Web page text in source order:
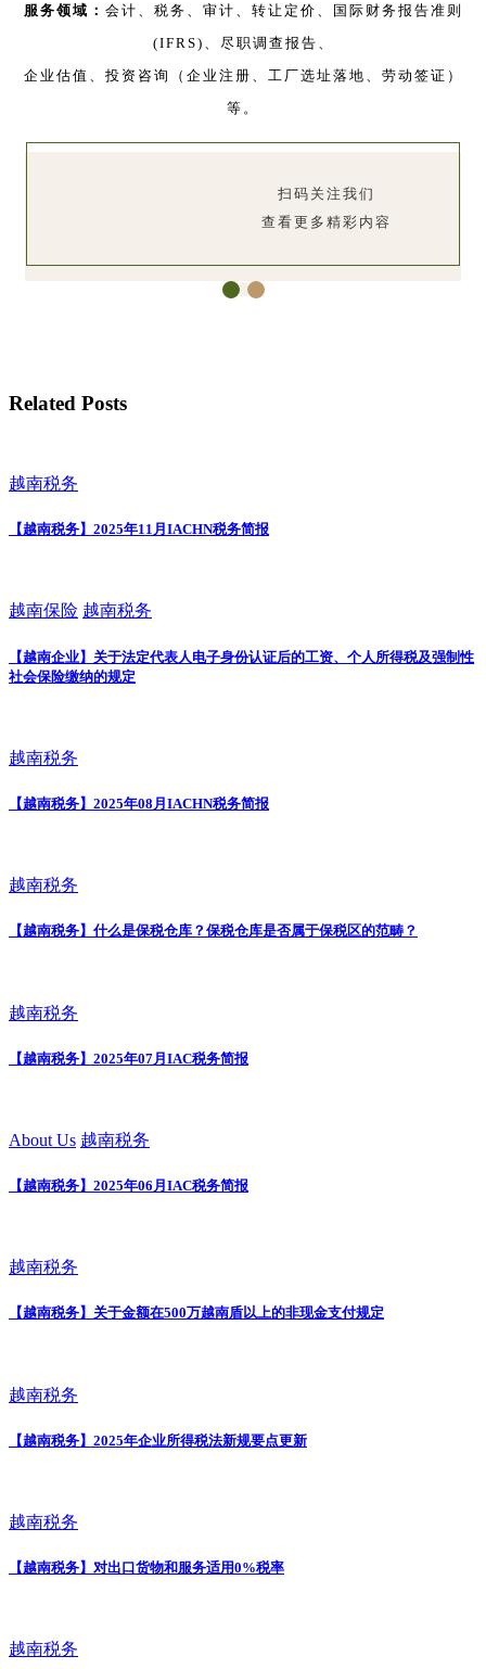
服务领域： 会计、税务、审计、转让定价、国际财务报告准则
(IFRS)、尽职调查报告、
企业估值、投资咨询（企业注册、工厂选址落地、劳动签证）
等。
扫码关注我们
查看更多精彩内容
Related Posts
越南税务
【越南税务】2025年11月IACHN税务简报
越南保险 越南税务
【越南企业】关于法定代表人电子身份认证后的工资、个人所得税及强制性
社会保险缴纳的规定
越南税务
【越南税务】2025年08月IACHN税务简报
越南税务
【越南税务】什么是保税仓库？保税仓库是否属于保税区的范畴？
越南税务
【越南税务】2025年07月IAC税务简报
About Us 越南税务
【越南税务】2025年06月IAC税务简报
越南税务
【越南税务】关于金额在500万越南盾以上的非现金支付规定
越南税务
【越南税务】2025年企业所得税法新规要点更新
越南税务
【越南税务】对出口货物和服务适用0%税率
越南税务